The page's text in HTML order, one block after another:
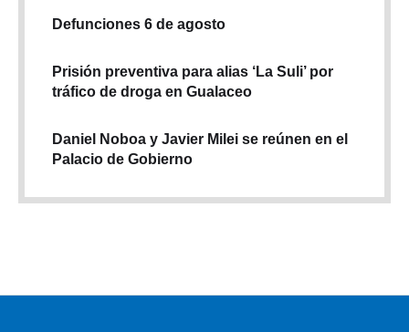
Defunciones 6 de agosto
Prisión preventiva para alias ‘La Suli’ por
tráfico de droga en Gualaceo
Daniel Noboa y Javier Milei se reúnen en el
Palacio de Gobierno